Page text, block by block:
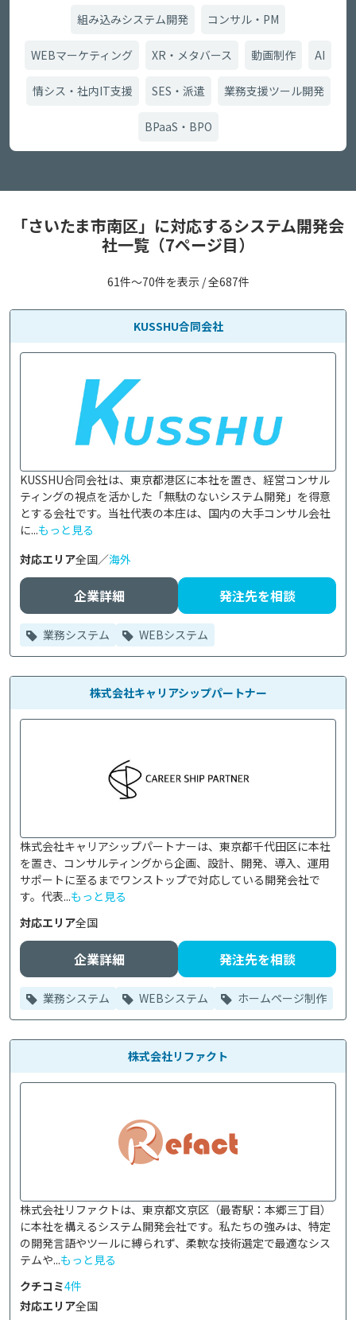
組み込みシステム開発 コンサル・PM
WEBマーケティング XR・メタバース 動画制作 AI
情シス・社内IT支援 SES・派遣 業務支援ツール開発
BPaaS・BPO
「さいたま市南区」に対応するシステム開発会
社一覧（7ページ目）
61件〜70件を表示 / 全687件
KUSSHU合同会社
KUSSHU合同会社は、東京都港区に本社を置き、経営コンサル
ティングの視点を活かした「無駄のないシステム開発」を得意
とする会社です。当社代表の本庄は、国内の大手コンサル会社
に...もっと見る
対応エリア全国／海外
企業詳細 発注先を相談
業務システム WEBシステム
株式会社キャリアシップパートナー
株式会社キャリアシップパートナーは、東京都千代田区に本社
を置き、コンサルティングから企画、設計、開発、導入、運用
サポートに至るまでワンストップで対応している開発会社で
す。代表...もっと見る
対応エリア全国
企業詳細 発注先を相談
業務システム WEBシステム ホームページ制作
株式会社リファクト
株式会社リファクトは、東京都文京区（最寄駅：本郷三丁目）
に本社を構えるシステム開発会社です。私たちの強みは、特定
の開発言語やツールに縛られず、柔軟な技術選定で最適なシス
テムや...もっと見る
クチコミ4件
対応エリア全国